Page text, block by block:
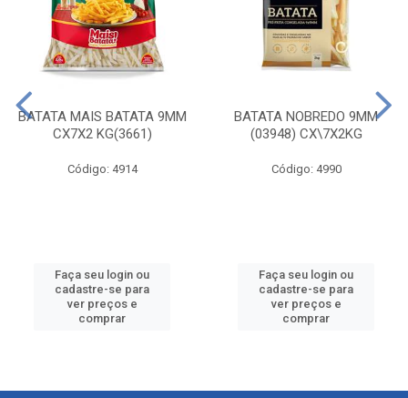
BATATA MAIS BATATA 9MM
CX7X2 KG(3661)
Código: 4914
Faça seu login ou
cadastre-se para
ver preços e
comprar
BATATA NOBREDO 9MM
(03948) CX\7X2KG
Código: 4990
Faça seu login ou
cadastre-se para
ver preços e
comprar